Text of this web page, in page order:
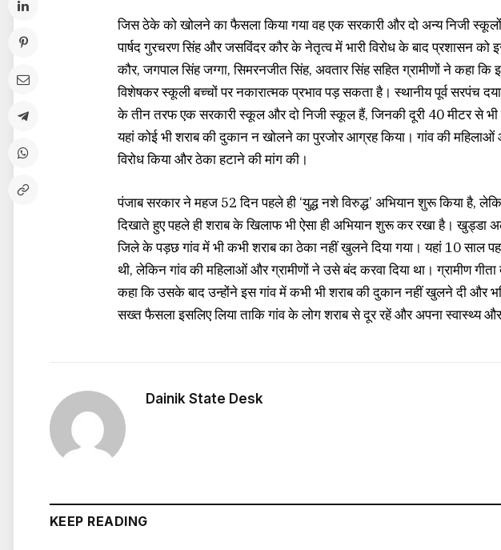
जिस ठेके को खोलने का फैसला किया गया वह एक सरकारी और दो अन्य निजी स्कूलों
पार्षद गुरचरण सिंह और जसविंदर कौर के नेतृत्व में भारी विरोध के बाद प्रशासन को
कौर, जगपाल सिंह जग्गा, सिमरनजीत सिंह, अवतार सिंह सहित ग्रामीणों ने कहा
विशेषकर स्कूली बच्चों पर नकारात्मक प्रभाव पड़ सकता है। स्थानीय पूर्व सरपंच
के तीन तरफ एक सरकारी स्कूल और दो निजी स्कूल हैं, जिनकी दूरी 40 मीटर से
यहां कोई भी शराब की दुकान न खोलने का पुरजोर आग्रह किया। गांव की
विरोध किया और ठेका हटाने की मांग की।
पंजाब सरकार ने महज 52 दिन पहले ही ‘युद्ध नशे विरुद्ध’ अभियान शुरू किया है,
दिखाते हुए पहले ही शराब के खिलाफ भी ऐसा ही अभियान शुरू कर रखा है। खुड्डा
जिले के पड़छ गांव में भी कभी शराब का ठेका नहीं खुलने दिया गया। यहां 10 साल
थी, लेकिन गांव की महिलाओं और ग्रामीणों ने उसे बंद करवा दिया था। ग्रामीण
कहा कि उसके बाद उन्होंने इस गांव में कभी भी शराब की दुकान नहीं खुलने दी और
सख्त फैसला इसलिए लिया ताकि गांव के लोग शराब से दूर रहें और अपना स्वास्थ्य और
Dainik State Desk
KEEP READING